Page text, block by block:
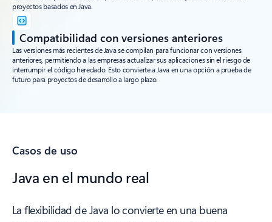
proyectos basados en Java.
Compatibilidad con versiones anteriores
Las versiones más recientes de Java se compilan para funcionar con versiones
anteriores, permitiendo a las empresas actualizar sus aplicaciones sin el riesgo de
interrumpir el código heredado. Esto convierte a Java en una opción a prueba de
futuro para proyectos de desarrollo a largo plazo.
Casos de uso
Java en el mundo real
La flexibilidad de Java lo convierte en una buena